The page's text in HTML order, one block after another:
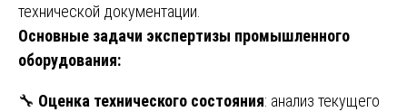
технической документации.
Основные задачи экспертизы промышленного
оборудования:
🔧 Оценка технического состояния: анализ текущего